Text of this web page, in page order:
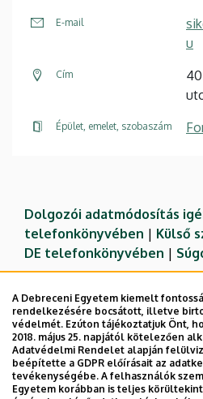
E-mail
u
Cím
Épület, emelet, szobaszám
Dolgozói adatmódosítás
telefonkönyvében | Külső
DE telefonkönyvében |
A Debreceni Egyetem kiemelt
rendelkezésére bocsátott, illetve
védelmét. Ezúton tájékoztatjuk Önt,
2018. május 25. napjától kötelezően
Adatvédelmi Rendelet alapján
beépítette a GDPR előírásait az
tevékenységébe. A felhasználók
Egyetem korábban is teljes